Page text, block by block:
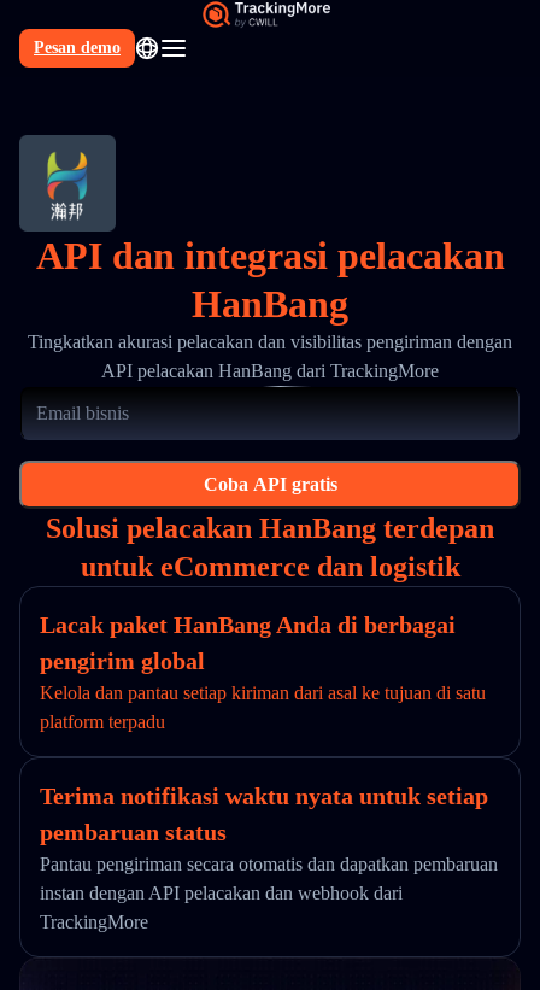
Pesan demo
API dan integrasi pelacakan
HanBang
Tingkatkan akurasi pelacakan dan visibilitas pengiriman dengan
API pelacakan HanBang dari TrackingMore
Coba API gratis
Solusi pelacakan HanBang terdepan
untuk eCommerce dan logistik
Lacak paket HanBang Anda di berbagai
pengirim global
Kelola dan pantau setiap kiriman dari asal ke tujuan di satu
platform terpadu
Terima notifikasi waktu nyata untuk setiap
pembaruan status
Pantau pengiriman secara otomatis dan dapatkan pembaruan
instan dengan API pelacakan dan webhook dari
TrackingMore